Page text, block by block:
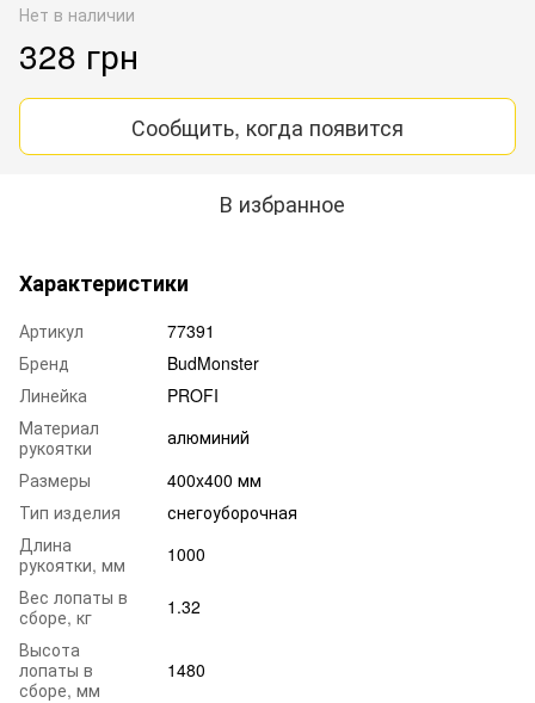
Нет в наличии
328 грн
Сообщить, когда появится
В избранное
Характеристики
Артикул
77391
Бренд
BudMonster
Линейка
PROFI
Материал
рукоятки
алюминий
Размеры
400x400 мм
Тип изделия
снегоуборочная
Длина
рукоятки, мм
1000
Вес лопаты в
сборе, кг
1.32
Высота
лопаты в
сборе, мм
1480